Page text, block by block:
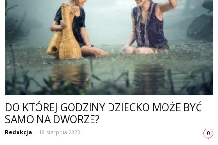
DO KTÓREJ GODZINY DZIECKO MOŻE BYĆ
SAMO NA DWORZE?
Redakcja - 18 sierpnia 2023 0